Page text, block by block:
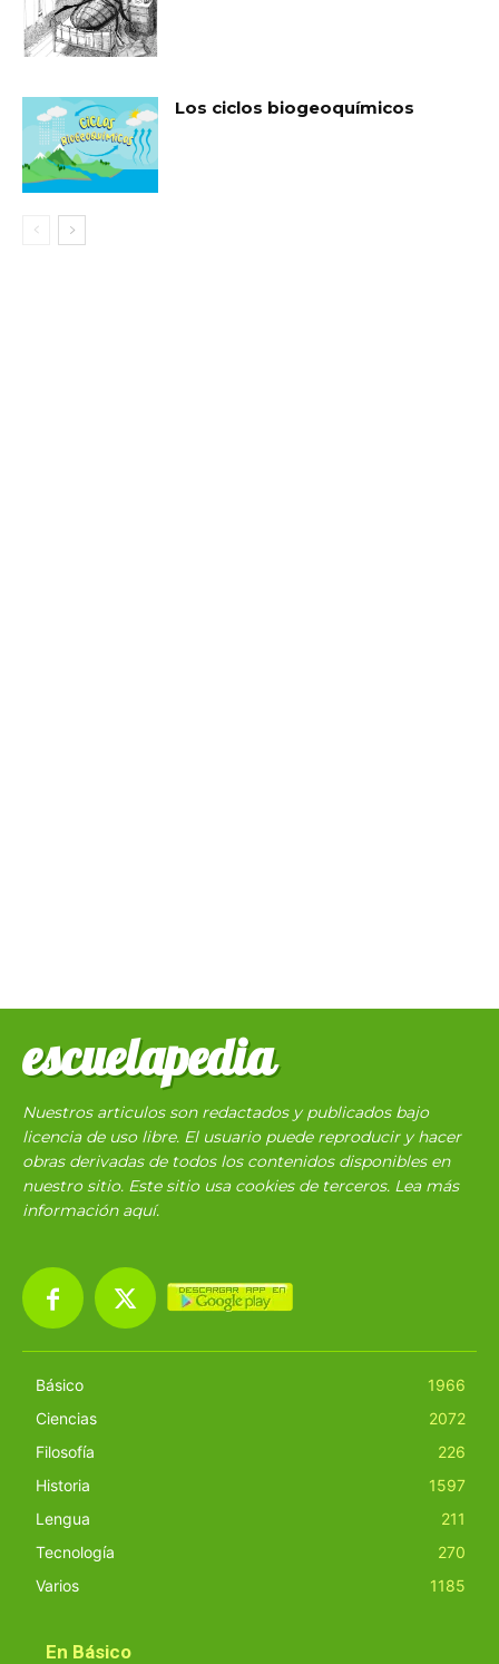
Los ciclos biogeoquímicos
escuelapedia
Nuestros articulos son redactados y publicados bajo
licencia de uso libre. El usuario puede reproducir y hacer
obras derivadas de todos los contenidos disponibles en
nuestro sitio. Este sitio usa cookies de terceros. Lea más
información aquí.
Básico
1966
Ciencias
2072
Filosofía
226
Historia
1597
Lengua
211
Tecnología
270
Varios
1185
En Básico